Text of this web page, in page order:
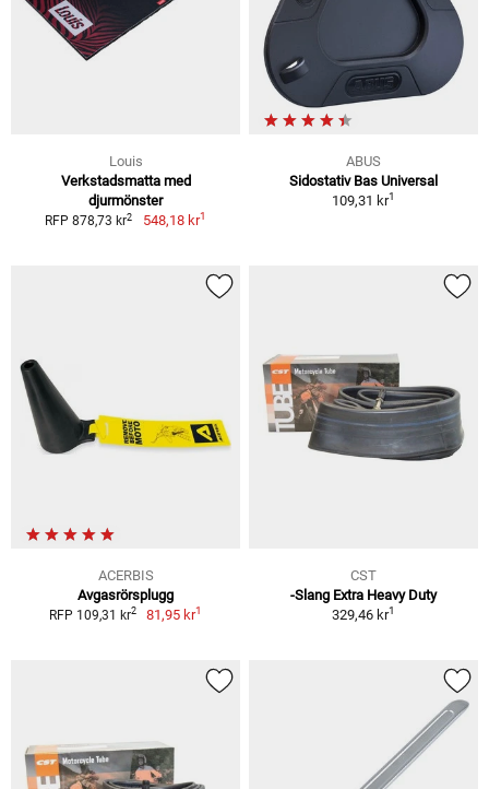
Louis
Verkstadsmatta med
djurmönster
RFP 878,73 kr2 548,18 kr1
ABUS
Sidostativ Bas Universal
109,31 kr1
ACERBIS
Avgasrörsplugg
RFP 109,31 kr2 81,95 kr1
CST
-Slang Extra Heavy Duty
329,46 kr1